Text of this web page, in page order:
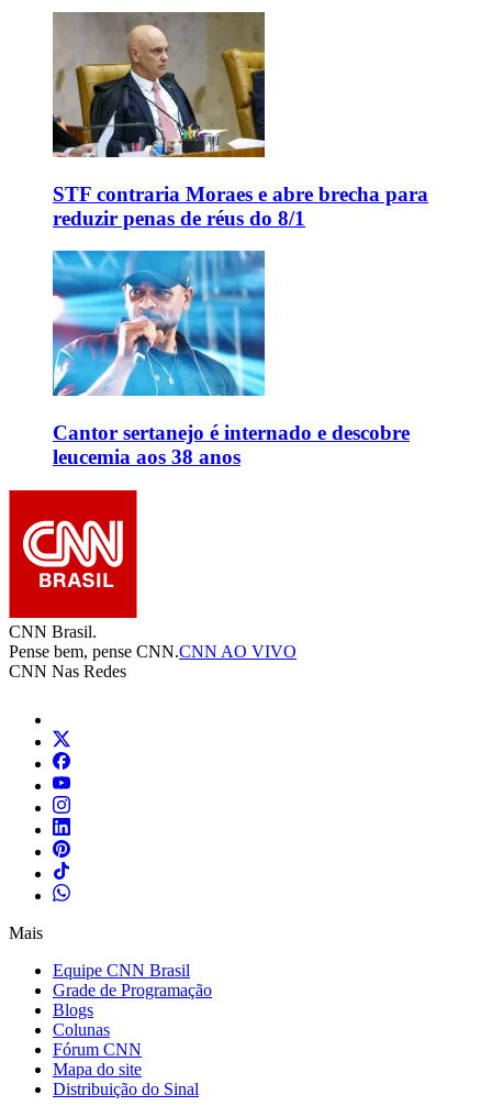
STF contraria Moraes e abre brecha para
reduzir penas de réus do 8/1
Cantor sertanejo é internado e descobre
leucemia aos 38 anos
CNN Brasil.
Pense bem, pense CNN.CNN AO VIVO
CNN Nas Redes
Mais
Equipe CNN Brasil
Grade de Programação
Blogs
Colunas
Fórum CNN
Mapa do site
Distribuição do Sinal